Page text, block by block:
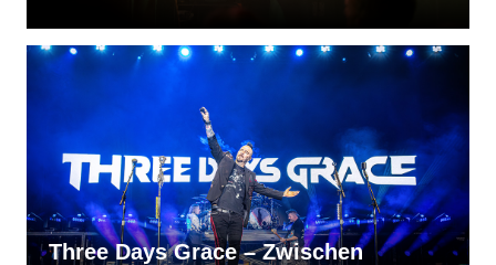
Three Days Grace – Zwischen